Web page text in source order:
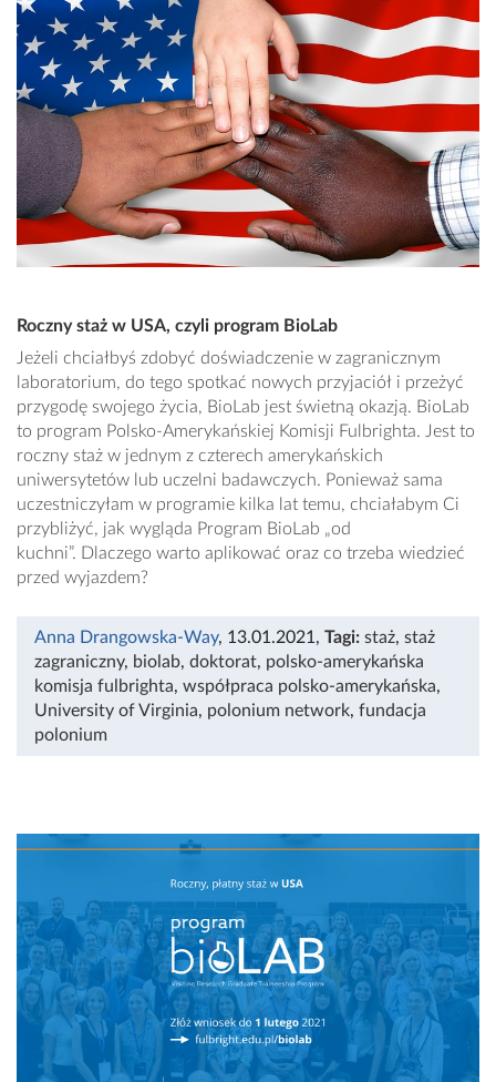
Roczny staż w USA, czyli program BioLab
Jeżeli chciałbyś zdobyć doświadczenie w zagranicznym
laboratorium, do tego spotkać nowych przyjaciół i przeżyć
przygodę swojego życia, BioLab jest świetną okazją. BioLab
to program Polsko-Amerykańskiej Komisji Fulbrighta. Jest to
roczny staż w jednym z czterech amerykańskich
uniwersytetów lub uczelni badawczych. Ponieważ sama
uczestniczyłam w programie kilka lat temu, chciałabym Ci
przybliżyć, jak wygląda Program BioLab „od
kuchni”. Dlaczego warto aplikować oraz co trzeba wiedzieć
przed wyjazdem?
Anna Drangowska-Way, 13.01.2021 , Tagi: staż, staż
zagraniczny, biolab, doktorat, polsko-amerykańska
komisja fulbrighta, współpraca polsko-amerykańska,
University of Virginia, polonium network, fundacja
polonium